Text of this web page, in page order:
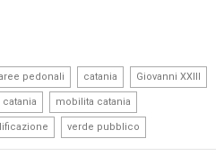
pedonali catania Giovanni XXIII
mobilita catania
verde pubblico